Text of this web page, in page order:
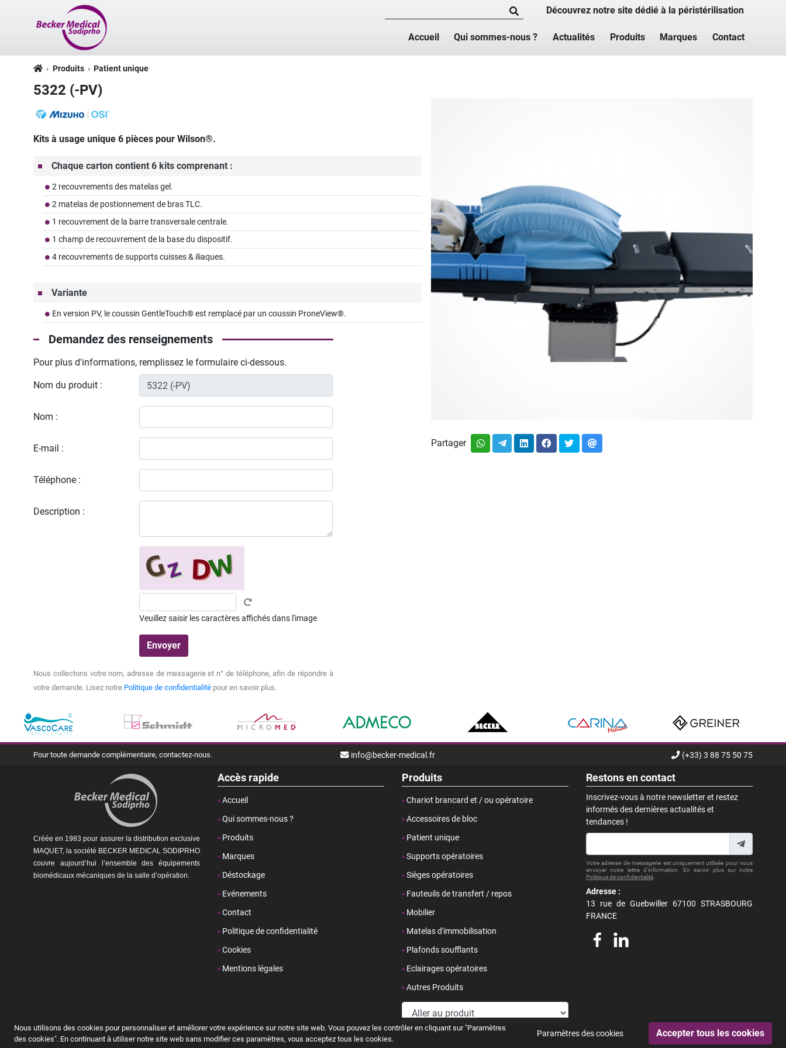
Découvrez notre site dédié à la péristérilisation
Accueil Qui sommes-nous ? Actualités Produits Marques Contact
Produits Patient unique
5322 (-PV)
Partager
Kits à usage unique 6 pièces pour Wilson®.
Chaque carton contient 6 kits comprenant :
2 recouvrements des matelas gel.
2 matelas de postionnement de bras TLC.
1 recouvrement de la barre transversale centrale.
1 champ de recouvrement de la base du dispositif.
4 recouvrements de supports cuisses & iliaques.
Variante
En version PV, le coussin GentleTouch® est remplacé par un coussin ProneView®.
Demandez des renseignements
Pour plus d'informations, remplissez le formulaire ci-dessous.
Nom du produit :
Nom :
E-mail :
Téléphone :
Description :
Veuillez saisir les caractères affichés dans l'image
Nous collectons votre nom, adresse de messagerie et n° de téléphone, afin de répondre à
votre demande. Lisez notre Politique de confidentialité pour en savoir plus.
Pour toute demande complémentaire, contactez-nous. info@becker-medical.fr (+33) 3 88 75 50 75
Créée en 1983 pour assurer la distribution exclusive
MAQUET, la société BECKER MEDICAL SODIPRHO
couvre aujourd’hui l’ensemble des équipements
biomédicaux mécaniques de la salle d’opération.
Accès rapide
Accueil
Qui sommes-nous ?
Produits
Marques
Déstockage
Evénements
Contact
Politique de confidentialité
Cookies
Mentions légales
Produits
Chariot brancard et / ou opératoire
Accessoires de bloc
Patient unique
Supports opératoires
Sièges opératoires
Fauteuils de transfert / repos
Mobilier
Matelas d'immobilisation
Plafonds soufflants
Eclairages opératoires
Autres Produits
Restons en contact
Inscrivez-vous à notre newsletter et restez
informés des dernières actualités et
tendances !
Votre adresse de messagerie est uniquement utilisée pour vous
envoyer notre lettre d'information. En savoir plus sur notre
Politique de confidentialité
Adresse :
13 rue de Guebwiller 67100 STRASBOURG
FRANCE
Copyright © Becker Médical-Sodiprho. Tous droits réservés.
Nous utilisons des cookies pour personnaliser et améliorer votre expérience sur notre site web. Vous pouvez les contrôler en cliquant sur "Paramètres
des cookies". En continuant à utiliser notre site web sans modifier ces paramètres, vous acceptez tous les cookies.
Paramètres des cookies